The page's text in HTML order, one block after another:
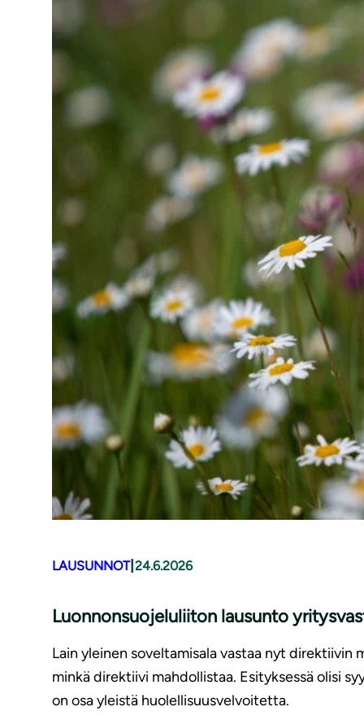
LAUSUNNOT| 24.6.2026
Luonnonsuojeluliiton lausunto
Lain yleinen soveltamisala vastaa nyt direktiivin
minkä direktiivi mahdollistaa. Esityksessä olisi
on osa yleistä huolellisuusvelvoitetta.